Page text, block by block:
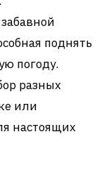
поднять
погоду.
разных
или
настоящих